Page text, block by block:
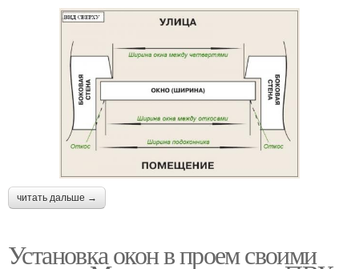
читать дальше →
Установка окон в проем своими